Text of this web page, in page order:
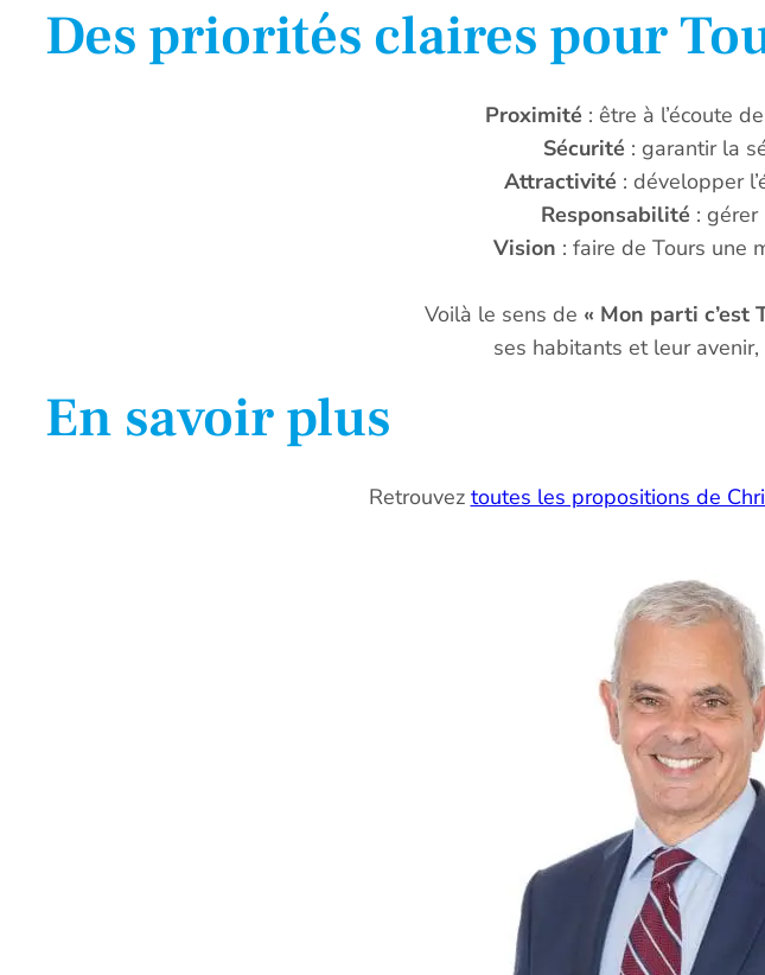
Des priorités claires pour
Proximité : être à l’écoute
Sécurité : garantir la
Attractivité : développer
Responsabilité :
Vision : faire de Tours une
Voilà le sens de « Mon parti c’est
ses habitants et leur
En savoir plus
Retrouvez toutes les propositions de